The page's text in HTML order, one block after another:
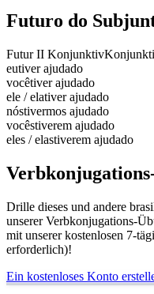
Futuro do
Futur II Konjunktiv
eutiver ajudado
vocêtiver ajudado
ele / elativer ajudado
nóstivermos ajudado
vocêstiverem ajudado
eles / elastiverem ajudado
Drille dieses und andere
unserer Verbkonjugations-
mit unserer kostenlosen 7-
erforderlich)!
Ein kostenloses Konto